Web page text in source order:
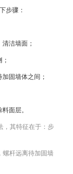
步骤：
洁墙面；
固墙体之间；
面层。
，其特征在于：步
螺杆远离待加固墙